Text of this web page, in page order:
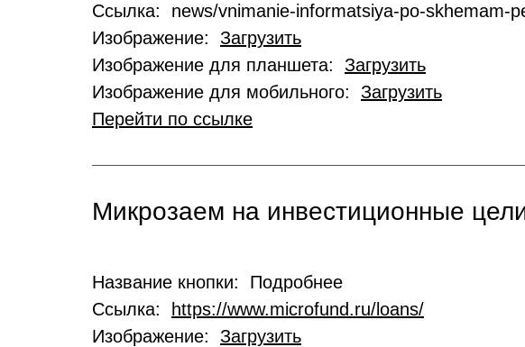
Ссылка: news/vnimanie-informatsiya-po-skhemam-
Изображение: Загрузить
Изображение для планшета: Загрузить
Изображение для мобильного: Загрузить
Перейти по ссылке
Микрозаем на инвестиционные
Название кнопки: Подробнее
Ссылка:
https://www.microfund.ru/loans/
Изображение: Загрузить